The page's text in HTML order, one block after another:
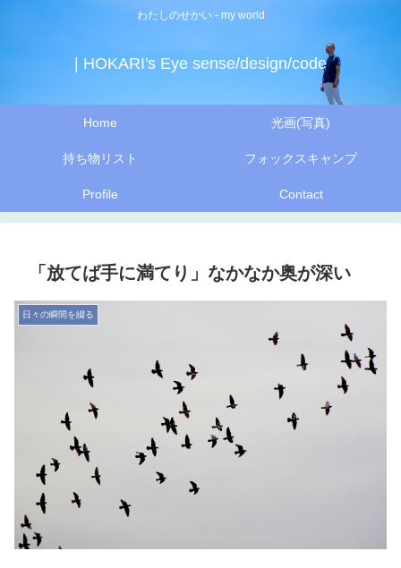
わたしのせかい - my world
| HOKARI's Eye sense/design/code
Home 光画(写真)
持ち物リスト フォックスキャンプ
Profile Contact
「放てば手に満てり」なかなか奥が深い
日々の瞬間を綴る